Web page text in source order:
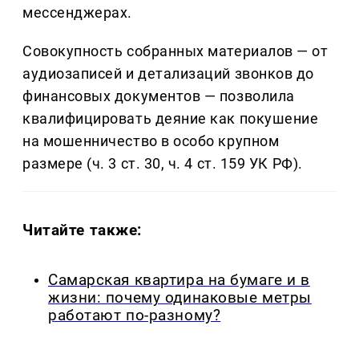
мессенджерах.
Совокупность собранных материалов — от
аудиозаписей и детализаций звонков до
финансовых документов — позволила
квалифицировать деяние как покушение
на мошенничество в особо крупном
размере (ч. 3 ст. 30, ч. 4 ст. 159 УК РФ).
Читайте также:
Самарская квартира на бумаге и в
жизни: почему одинаковые метры
работают по-разному?